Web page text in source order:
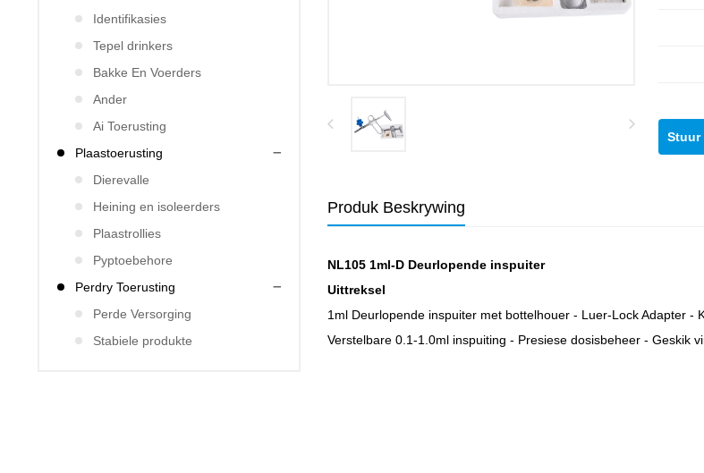
Identifikasies
Tepel drinkers
Bakke En Voerders
Ander
Ai Toerusting
Plaastoerusting
Dierevalle
Heining en isoleerders
Plaastrollies
Pyptoebehore
Perdry Toerusting
Perde Versorging
Stabiele produkte
Stuur
Produk Beskrywing
NL105 1ml-D Deurlopende inspuiter
Uittreksel
1ml Deurlopende inspuiter met bottelhouer - Luer-Lock Adapter
Verstelbare 0.1-1.0ml inspuiting - Presiese dosisbeheer - Geskik